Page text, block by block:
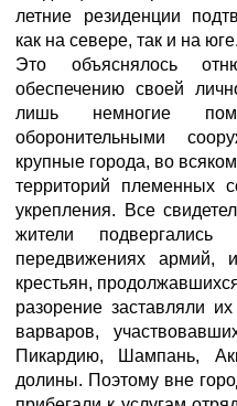
летние резиденции
как на севере, так и на юге.
Это объяснялось
обеспечению своей
лишь немногие
оборонительными
крупные города, во
территорий племенных
укрепления. Все
жители
передвижениях армий,
крестьян,
разорение заставляли
варваров,
Пикардию, Шампань,
долины. Поэтому вне